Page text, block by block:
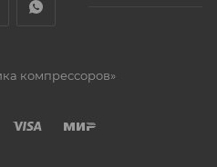
компрессоров»